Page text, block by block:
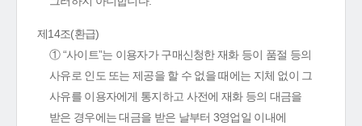
제14조(환급)
① “사이트”는 이용자가 구매신청한 재화 등이 품절 등의
사유로 인도 또는 제공을 할 수 없을 때에는 지체 없이 그
사유를 이용자에게 통지하고 사전에 재화 등의 대금을
받은 경우에는 대금을 받은 날부터 3영업일 이내에